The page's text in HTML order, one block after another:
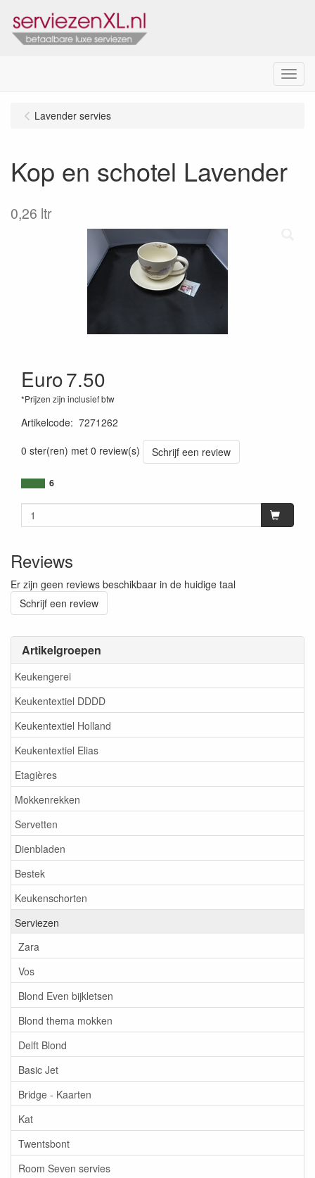
Menu
Artikelgroepen
Keukengerei
Keukentextiel DDDD
Keukentextiel Holland
Keukentextiel Elias
Etagières
Mokkenrekken
Servetten
Dienbladen
Bestek
Keukenschorten
Serviezen
Zara
Vos
Blond Even bijkletsen
Blond thema mokken
Delft Blond
Basic Jet
Bridge - Kaarten
Kat
Twentsbont
Room Seven servies
Lavender servies
Kop en schotel Lavender
0,26 ltr
Euro7.50
*Prijzen zijn inclusief btw
Artikelcode: 7271262
0 ster(ren) met 0 review(s)
Schrijf een review
6
Reviews
Er zijn geen reviews beschikbaar in de huidige taal
Schrijf een review